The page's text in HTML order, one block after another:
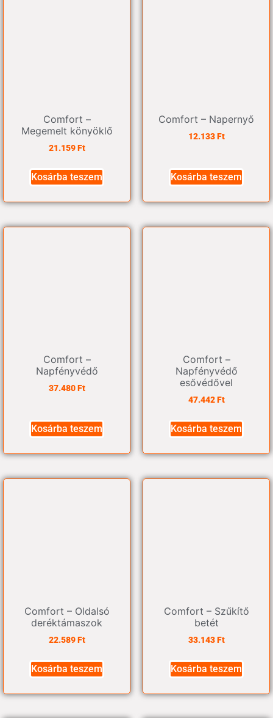
Comfort –
Megemelt könyöklő
21.159Ft
Kosárba teszem
Comfort – Napernyő
12.133Ft
Kosárba teszem
Comfort –
Napfényvédő
37.480Ft
Kosárba teszem
Comfort –
Napfényvédő
esővédővel
47.442Ft
Kosárba teszem
Comfort – Oldalsó
deréktámaszok
22.589Ft
Kosárba teszem
Comfort – Szűkítő
betét
33.143Ft
Kosárba teszem